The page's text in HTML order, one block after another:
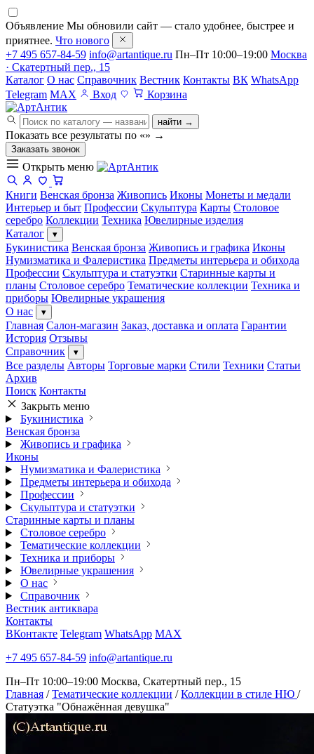
Объявление Мы обновили сайт — стало удобнее, быстрее и
приятнее. Что нового
+7 495 657-84-59 info@artantique.ru Пн–Пт 10:00–19:00 Москва
· Скатертный пер., 15
Каталог О нас Справочник Вестник Контакты ВК WhatsApp
Telegram MAX Вход Корзина
найти →
Показать все результаты по «» →
Заказать звонок
Открыть меню
Книги Венская бронза Живопись Иконы Монеты и медали
Интерьер и быт Профессии Скульптура Карты Столовое
серебро Коллекции Техника Ювелирные изделия
Каталог
▾
Букинистика Венская бронза Живопись и графика Иконы
Нумизматика и Фалеристика Предметы интерьера и обихода
Профессии Скульптура и статуэтки Старинные карты и
планы Столовое серебро Тематические коллекции Техника и
приборы Ювелирные украшения
О нас
▾
Главная Салон-магазин Заказ, доставка и оплата Гарантии
История Отзывы
Справочник
▾
Все разделы Авторы Торговые марки Стили Техники Статьи
Архив
Поиск Контакты
Закрыть меню
Букинистика
Венская бронза
Живопись и графика
Иконы
Нумизматика и Фалеристика
Предметы интерьера и обихода
Профессии
Скульптура и статуэтки
Старинные карты и планы
Столовое серебро
Тематические коллекции
Техника и приборы
Ювелирные украшения
О нас
Справочник
Вестник антиквара
Контакты
ВКонтакте Telegram WhatsApp MAX
+7 495 657-84-59 info@artantique.ru
Пн–Пт 10:00–19:00 Москва, Скатертный пер., 15
Главная / Тематические коллекции / Коллекции в стиле НЮ /
Статуэтка "Обнажённая девушка"